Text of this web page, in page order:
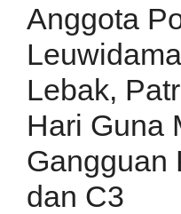
Anggota
Lebak,
Hari Guna
Gangguan
dan C3